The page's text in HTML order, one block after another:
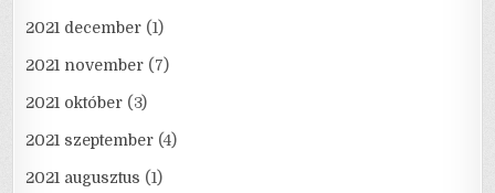
2021 december (1)
2021 november (7)
2021 október (3)
2021 szeptember (4)
2021 augusztus (1)